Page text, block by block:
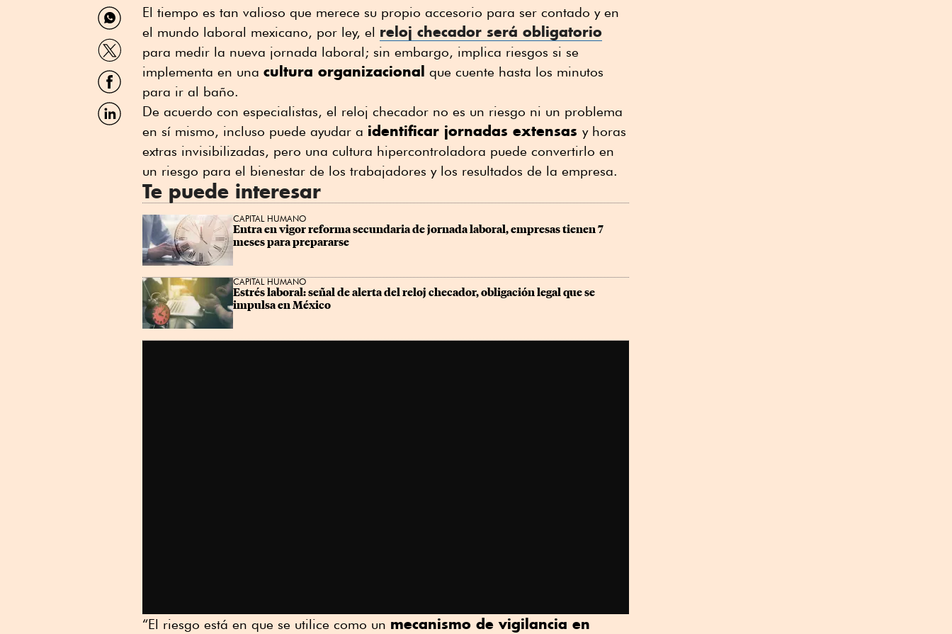
Compartir
por
WhatsApp
Compartir
por
Twitter
Compartir
por
Facebook
Compartir
por
El tiempo es tan valioso que merece su propio accesorio para ser contado y en
el mundo laboral mexicano, por ley, el reloj checador será obligatorio
para medir la nueva jornada laboral; sin embargo, implica riesgos si se
implementa en una cultura organizacional que cuente hasta los minutos
para ir al baño.
De acuerdo con especialistas, el reloj checador no es un riesgo ni un problema
en sí mismo, incluso puede ayudar a identificar jornadas extensas y horas
extras invisibilizadas, pero una cultura hipercontroladora puede convertirlo en
un riesgo para el bienestar de los trabajadores y los resultados de la empresa.
Te puede interesar
CAPITAL HUMANO
Entra en vigor reforma secundaria de jornada laboral, empresas tienen 7
meses para prepararse
CAPITAL HUMANO
Estrés laboral: señal de alerta del reloj checador, obligación legal que se
impulsa en México
“El riesgo está en que se utilice como un mecanismo de vigilancia en